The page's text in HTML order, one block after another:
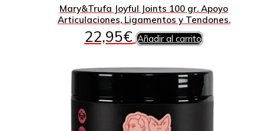
Mary&Trufa Joyful Joints 100 gr. Apoyo
Articulaciones, Ligamentos y Tendones.
22,95€ Añadir al carrito